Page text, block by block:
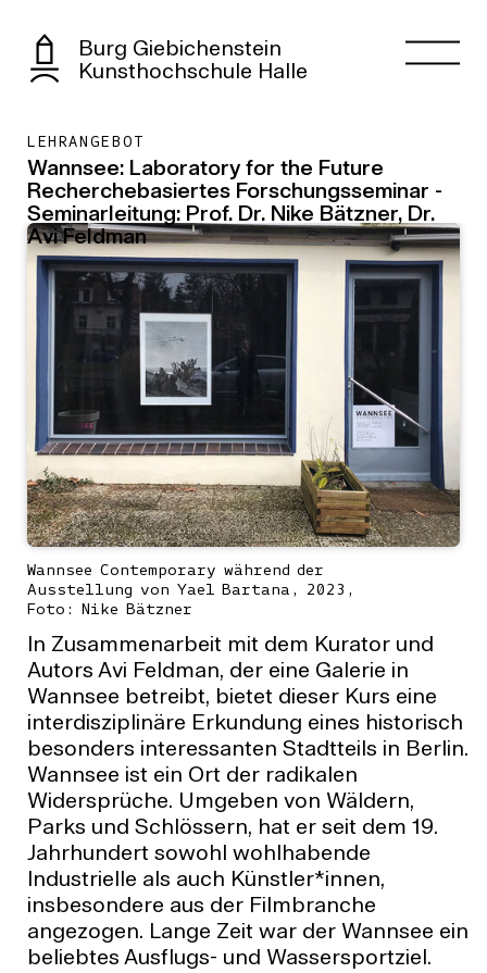
Burg Giebichenstein
Kunsthochschule Halle
LEHRANGEBOT
Wannsee: Laboratory for the Future
Recherchebasiertes Forschungsseminar -
Seminarleitung: Prof. Dr. Nike Bätzner, Dr.
Avi Feldman
Wannsee Contemporary während der
Ausstellung von Yael Bartana, 2023,
Foto: Nike Bätzner
In Zusammenarbeit mit dem Kurator und
Autors Avi Feldman, der eine Galerie in
Wannsee betreibt, bietet dieser Kurs eine
interdisziplinäre Erkundung eines historisch
besonders interessanten Stadtteils in Berlin.
Wannsee ist ein Ort der radikalen
Widersprüche. Umgeben von Wäldern,
Parks und Schlössern, hat er seit dem 19.
Jahrhundert sowohl wohlhabende
Industrielle als auch Künstler*innen,
insbesondere aus der Filmbranche
angezogen. Lange Zeit war der Wannsee ein
beliebtes Ausflugs- und Wassersportziel.